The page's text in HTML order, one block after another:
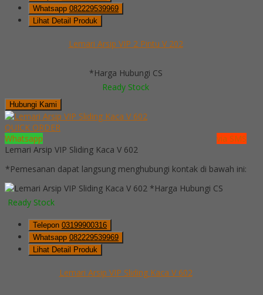
Whatsapp 082229539969
Lihat Detail Produk
Lemari Arsip VIP 2 Pintu V 202
*Harga Hubungi CS
Ready Stock
Hubungi Kami
QUICK ORDER
Whatsapp
via SMS
Lemari Arsip VIP Sliding Kaca V 602
*Pemesanan dapat langsung menghubungi kontak di bawah ini:
*Harga Hubungi CS
Ready Stock
Telepon 03199900316
Whatsapp 082229539969
Lihat Detail Produk
Lemari Arsip VIP Sliding Kaca V 602